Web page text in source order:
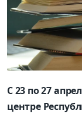
С 23 по 27
центре